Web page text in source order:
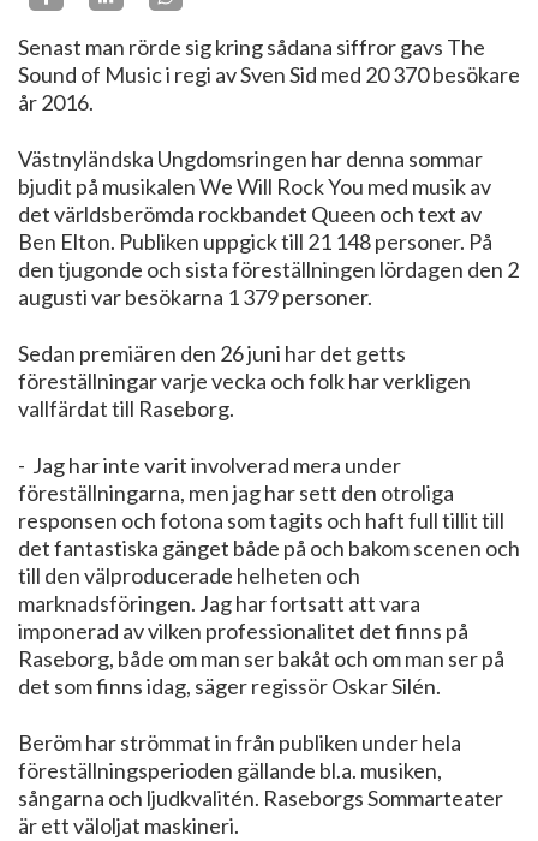
Senast man rörde sig kring sådana siffror gavs The
Sound of Music i regi av Sven Sid med 20 370 besökare
år 2016.
Västnyländska Ungdomsringen har denna sommar
bjudit på musikalen We Will Rock You med musik av
det världsberömda rockbandet Queen och text av
Ben Elton. Publiken uppgick till 21 148 personer. På
den tjugonde och sista föreställningen lördagen den 2
augusti var besökarna 1 379 personer.
Sedan premiären den 26 juni har det getts
föreställningar varje vecka och folk har verkligen
vallfärdat till Raseborg.
- Jag har inte varit involverad mera under
föreställningarna, men jag har sett den otroliga
responsen och fotona som tagits och haft full tillit till
det fantastiska gänget både på och bakom scenen och
till den välproducerade helheten och
marknadsföringen. Jag har fortsatt att vara
imponerad av vilken professionalitet det finns på
Raseborg, både om man ser bakåt och om man ser på
det som finns idag, säger regissör Oskar Silén.
Beröm har strömmat in från publiken under hela
föreställningsperioden gällande bl.a. musiken,
sångarna och ljudkvalitén. Raseborgs Sommarteater
är ett väloljat maskineri.